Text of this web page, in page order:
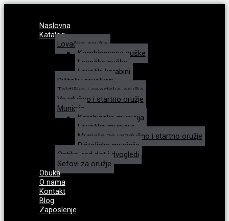
Naslovna
Katalog
Lovačko oružje
Kombinovane puške
Lovačke puške
Lovački karabini
Pištolji i revolveri
Taktičko i sportsko oružje
Vazdušno i startno oružje
Municija
Karabinska municija
Lovačka municija
Municija za vazdušno i startno oružje
Pištoljska municija
Optike, red dot i dvogledi
Sefovi za oružje
Obuka
O nama
Kontakt
Blog
Zaposlenje
Search
Search